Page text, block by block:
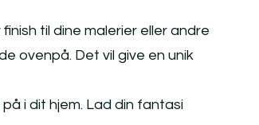
til dine malerier eller andre
ovenpå. Det vil give en unik
i dit hjem. Lad din fantasi